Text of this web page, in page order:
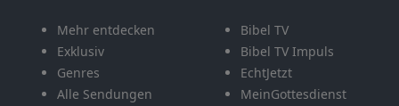
Mehr entdecken
Exklusiv
Genres
Alle Sendungen
Bibel TV
Bibel TV Impuls
EchtJetzt
MeinGottesdienst